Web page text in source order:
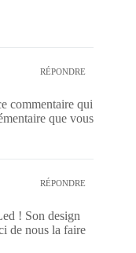
RÉPONDRE
commentaire qui
que vous
RÉPONDRE
! Son design
de nous la faire